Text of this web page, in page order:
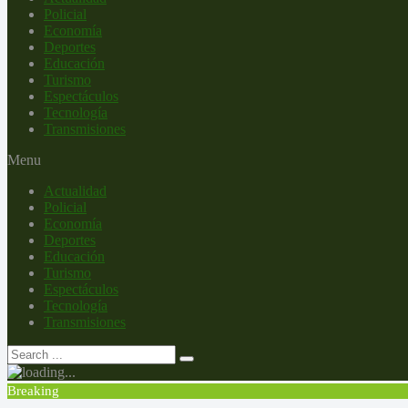
Policial
Economía
Deportes
Educación
Turismo
Espectáculos
Tecnología
Transmisiones
Menu
Actualidad
Policial
Economía
Deportes
Educación
Turismo
Espectáculos
Tecnología
Transmisiones
Breaking